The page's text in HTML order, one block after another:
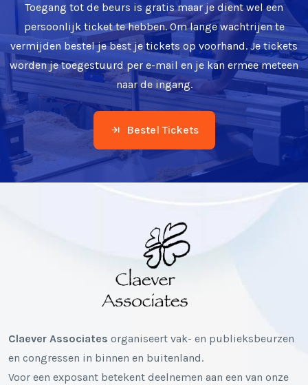
Toegang tot de beurs is gratis maar je dient wel een
persoonlijk ticket te hebben. Om lange wachtrijen te
vermijden bestel je best je tickets op voorhand. Je tickets
worden je toegestuurd per e-mail en je kan ermee meteen
naar de ingang.
Bestel Tickets
Claever Associates organiseert vak- en publieksbeurzen
en congressen in binnen en buitenland.
Voor een exposant betekent deelnemen aan een van onze